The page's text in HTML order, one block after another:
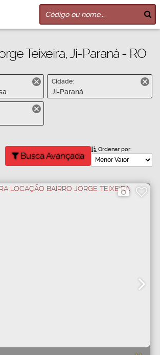
Teixeira, Ji-Paraná - RO
Cidade:
Ji-Paraná
Busca Avançada
Ordenar por: